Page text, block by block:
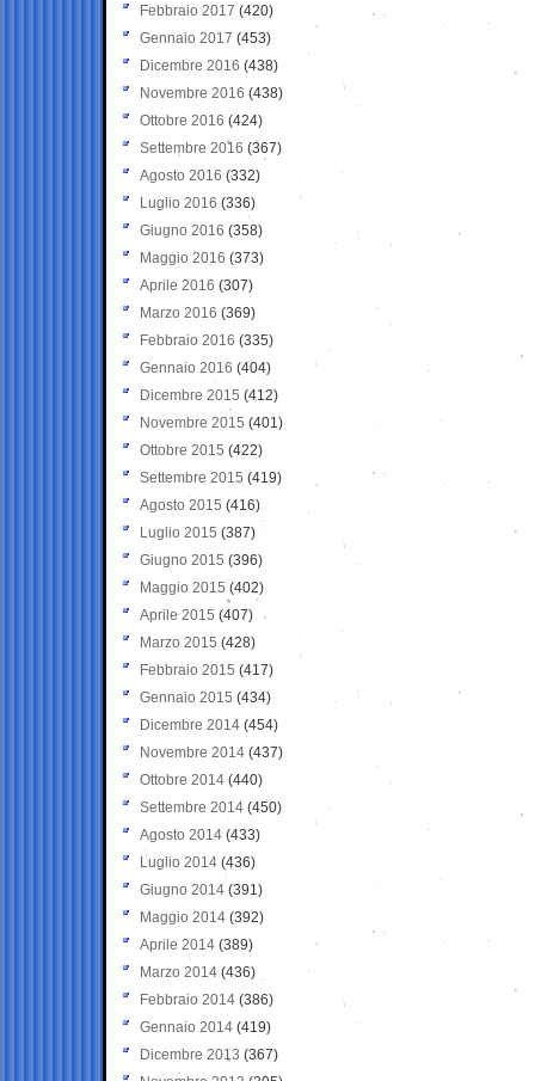
Febbraio 2017 (420)
Gennaio 2017 (453)
Dicembre 2016 (438)
Novembre 2016 (438)
Ottobre 2016 (424)
Settembre 2016 (367)
Agosto 2016 (332)
Luglio 2016 (336)
Giugno 2016 (358)
Maggio 2016 (373)
Aprile 2016 (307)
Marzo 2016 (369)
Febbraio 2016 (335)
Gennaio 2016 (404)
Dicembre 2015 (412)
Novembre 2015 (401)
Ottobre 2015 (422)
Settembre 2015 (419)
Agosto 2015 (416)
Luglio 2015 (387)
Giugno 2015 (396)
Maggio 2015 (402)
Aprile 2015 (407)
Marzo 2015 (428)
Febbraio 2015 (417)
Gennaio 2015 (434)
Dicembre 2014 (454)
Novembre 2014 (437)
Ottobre 2014 (440)
Settembre 2014 (450)
Agosto 2014 (433)
Luglio 2014 (436)
Giugno 2014 (391)
Maggio 2014 (392)
Aprile 2014 (389)
Marzo 2014 (436)
Febbraio 2014 (386)
Gennaio 2014 (419)
Dicembre 2013 (367)